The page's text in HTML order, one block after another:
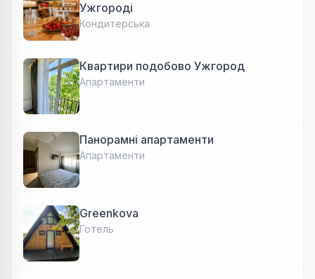
Ужгороді
Кондитерська
Квартири подобово Ужгород
Апартаменти
Панорамні апартаменти
Апартаменти
Greenkova
Готель